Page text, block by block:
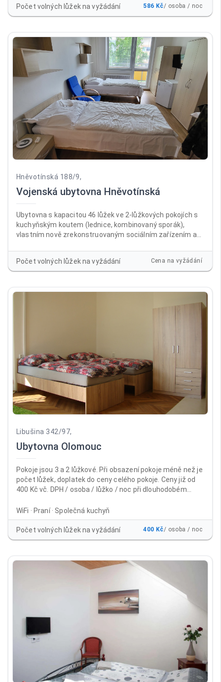
místnosti (kulečník, LCD TV). Venkovní altán vhodný na
grilování a zahradní párty. Ubytovna je v provozu po celý rok.
Počet volných lůžek na vyžádání 586 Kč/ osoba / noc
Hněvotínská 188/9,
Vojenská ubytovna Hněvotínská
Ubytovna s kapacitou 46 lůžek ve 2-lůžkových pokojích s
kuchyňským koutem (lednice, kombinovaný sporák),
vlastním nově zrekonstruovaným sociálním zařízením a
ubytovnou vlastní parkoviště. Společenská místnost
vybavená novým nábytkem a LCD TV. Prádelna. Na pokojích
Počet volných lůžek na vyžádání Cena na vyžádání
Libušina 342/97,
Ubytovna Olomouc
Pokoje jsou 3 a 2 lůžkové. Při obsazení pokoje méně než je
počet lůžek, doplatek do ceny celého pokoje. Ceny již od
400 Kč vč. DPH / osoba / lůžko / noc při dlouhodobém
/ lůžko / noc od 10 nocí 500 Kč /osoba / lůžko / noc 15 - 30
nocí 450 Kč / osoba / lůžko / noc při platbě na 30 nocí
dopředu 400 Kč / osoba / lůžko /noc Cena již obsahuje
poplatek městu 21Kč/noc
WiFi · Praní · Společná kuchyň
Počet volných lůžek na vyžádání 400 Kč/ osoba / noc